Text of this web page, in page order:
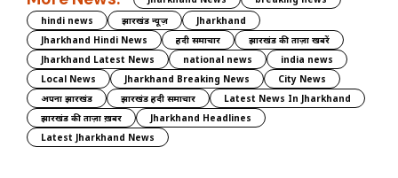
hindi news
झारखंड न्यूज़
Jharkhand
Jharkhand Hindi News
हिंदी समाचार
झारखंड की ताज़ा खबरें
Jharkhand Latest News
national news
india news
Local News
Jharkhand Breaking News
City News
अपना झारखंड
झारखंड हिंदी समाचार
Latest News In Jharkhand
झारखंड की ताज़ा ख़बर
Jharkhand Headlines
Latest Jharkhand News